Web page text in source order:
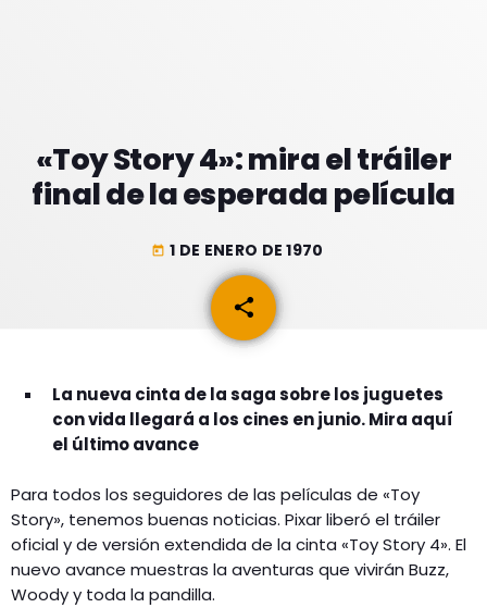
«Toy Story 4»: mira el tráiler
final de la esperada película
today 1 DE ENERO DE 1970
share
email
La nueva cinta de la saga sobre los juguetes
con vida llegará a los cines en junio. Mira aquí
el último avance
Para todos los seguidores de las películas de «Toy
Story», tenemos buenas noticias. Pixar liberó el tráiler
oficial y de versión extendida de la cinta «Toy Story 4». El
nuevo avance muestras la aventuras que vivirán Buzz,
Woody y toda la pandilla.